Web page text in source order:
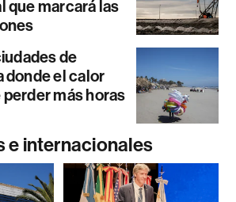
que marcará las
de
donde el calor
más horas
e internacionales